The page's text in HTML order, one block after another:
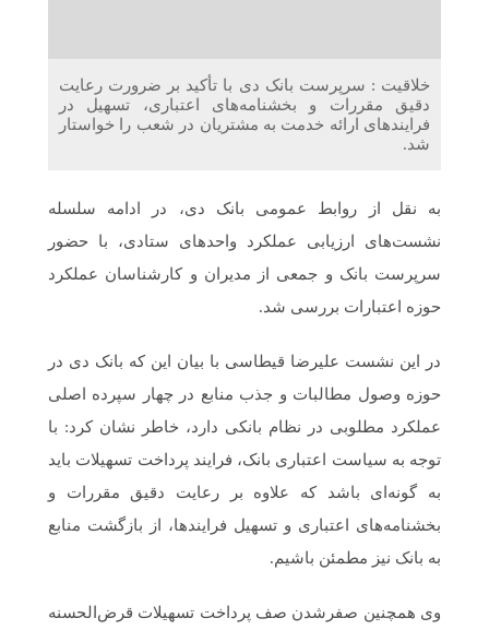
خلاقیت : سرپرست بانک دی با تأکید بر ضرورت رعایت
دقیق مقررات و بخشنامه‌های اعتباری، تسهیل در
فرایندهای ارائه خدمت به مشتریان در شعب را خواستار
شد.
به نقل از روابط عمومی بانک دی، در ادامه سلسله
نشست‌های ارزیابی عملکرد واحدهای ستادی، با حضور
سرپرست بانک و جمعی از مدیران و کارشناسان عملکرد
حوزه اعتبارات بررسی شد.
در این نشست علیرضا قیطاسی با بیان این که بانک دی در
حوزه وصول مطالبات و جذب منابع در چهار سپرده اصلی
عملکرد مطلوبی در نظام بانکی دارد، خاطر نشان کرد: با
توجه به سیاست اعتباری بانک، فرایند پرداخت تسهیلات باید
به گونه‌ای باشد که علاوه بر رعایت دقیق مقررات و
بخشنامه‌های اعتباری و تسهیل فرایندها، از بازگشت منابع
به بانک نیز مطمئن باشیم.
وی همچنین صفرشدن صف پرداخت تسهیلات قرض‌الحسنه